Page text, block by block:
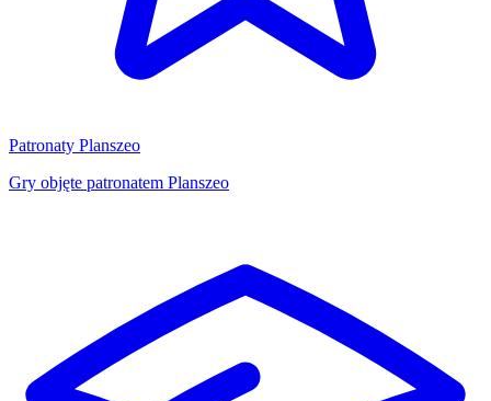
Patronaty Planszeo
Gry objęte patronatem Planszeo